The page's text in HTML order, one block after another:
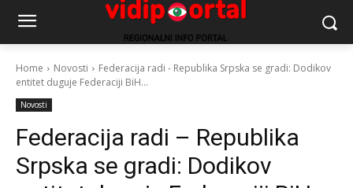
Home Novosti
Federacija radi - Republika Srpska se gradi: Dodikov
entitet duguje Federaciji BiH...
Novosti
Federacija radi – Republika
Srpska se gradi: Dodikov